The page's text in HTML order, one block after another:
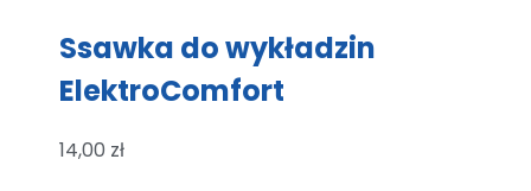
Ssawka do wykładzin
ElektroComfort
14,00 zł